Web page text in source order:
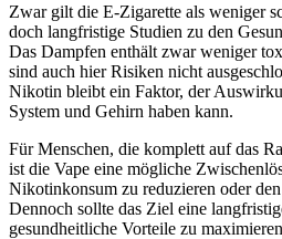
Zwar gilt die E-Zigarette als weniger
doch langfristige Studien zu den
Das Dampfen enthält zwar weniger
sind auch hier Risiken nicht
Nikotin bleibt ein Faktor, der
System und Gehirn haben kann.
Für Menschen, die komplett auf das
ist die Vape eine mögliche
Nikotinkonsum zu reduzieren oder
Dennoch sollte das Ziel eine
gesundheitliche Vorteile zu